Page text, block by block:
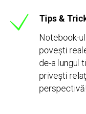
Tips &
Notebook-
povești
de-a lungul
privești
perspectivă!